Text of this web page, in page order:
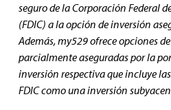
seguro de la Corporación Federal
(FDIC) a la opción de inversión
Además, my529 ofrece opciones
parcialmente aseguradas por la
inversión respectiva que incluye
FDIC como una inversión